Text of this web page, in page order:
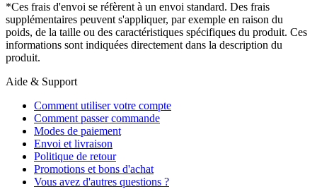
*Ces frais d'envoi se réfèrent à un envoi standard. Des frais
supplémentaires peuvent s'appliquer, par exemple en raison du
poids, de la taille ou des caractéristiques spécifiques du produit. Ces
informations sont indiquées directement dans la description du
produit.
Aide & Support
Comment utiliser votre compte
Comment passer commande
Modes de paiement
Envoi et livraison
Politique de retour
Promotions et bons d'achat
Vous avez d'autres questions ?